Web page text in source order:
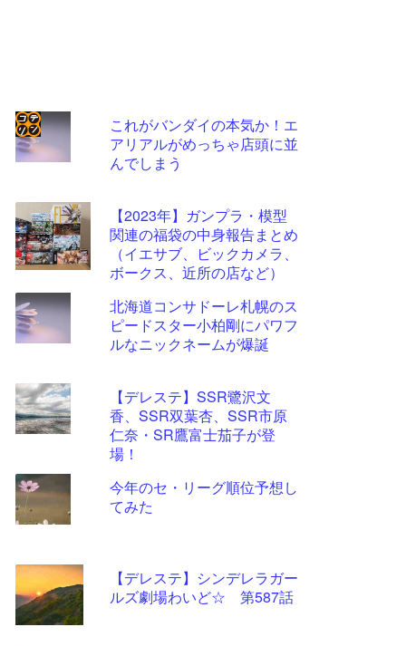
これがバンダイの本気か！エ
アリアルがめっちゃ店頭に並
んでしまう
【2023年】ガンプラ・模型
関連の福袋の中身報告まとめ
（イエサブ、ビックカメラ、
ボークス、近所の店など）
北海道コンサドーレ札幌のス
ピードスター小柏剛にパワフ
ルなニックネームが爆誕
【デレステ】SSR鷺沢文
香、SSR双葉杏、SSR市原
仁奈・SR鷹富士茄子が登
場！
今年のセ・リーグ順位予想し
てみた
【デレステ】シンデレラガー
ルズ劇場わいど☆ 第587話
コテ
- 固
定リ
ンク
更新
ツー